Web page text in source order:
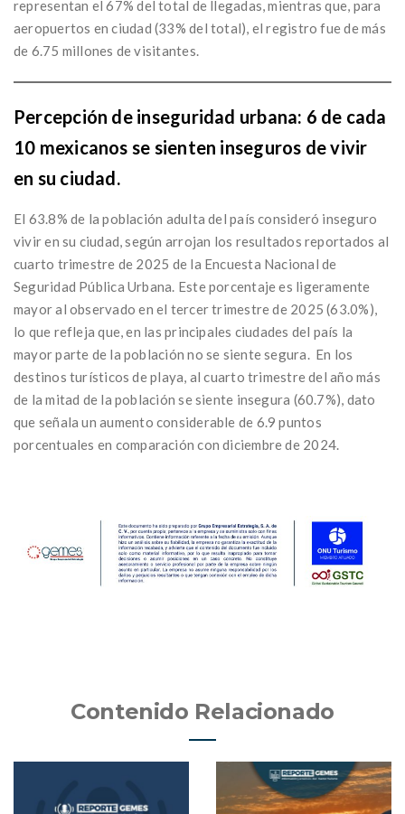
representan el 67% del total de llegadas, mientras que, para
aeropuertos en ciudad (33% del total), el registro fue de más
de 6.75 millones de visitantes.
Percepción de inseguridad urbana: 6 de cada
10 mexicanos se sienten inseguros de vivir
en su ciudad.
El 63.8% de la población adulta del país consideró inseguro
vivir en su ciudad, según arrojan los resultados reportados al
cuarto trimestre de 2025 de la Encuesta Nacional de
Seguridad Pública Urbana. Este porcentaje es ligeramente
mayor al observado en el tercer trimestre de 2025 (63.0%),
lo que refleja que, en las principales ciudades del país la
mayor parte de la población no se siente segura. En los
destinos turísticos de playa, al cuarto trimestre del año más
de la mitad de la población se siente insegura (60.7%), dato
que señala un aumento considerable de 6.9 puntos
porcentuales en comparación con diciembre de 2024.
Contenido Relacionado